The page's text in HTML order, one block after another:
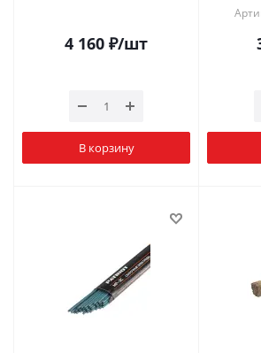
4 160 ₽/шт
В корзину